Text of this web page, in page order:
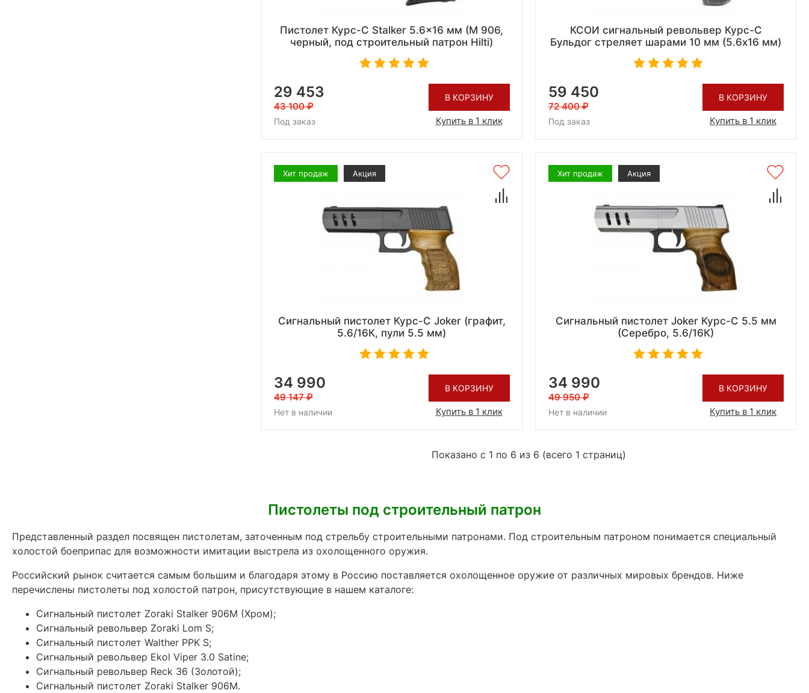
Пистолет Курс-С Stalker 5.6x16 мм (М 906,
черный, под строительный патрон Hilti)
29 453
43 100
Под заказ
В КОРЗИНУ
Купить в 1 клик
КСОИ сигнальный револьвер Курс-С
Бульдог стреляет шарами 10 мм (5.6х16 мм)
59 450
72 400
Под заказ
В КОРЗИНУ
Купить в 1 клик
Хит продаж Акция
Сигнальный пистолет Курс-С Joker (графит,
5.6/16К, пули 5.5 мм)
34 990
49 147
Нет в наличии
В КОРЗИНУ
Купить в 1 клик
Хит продаж Акция
Сигнальный пистолет Joker Курс-С 5.5 мм
(Серебро, 5.6/16К)
34 990
49 950
Нет в наличии
В КОРЗИНУ
Купить в 1 клик
Показано с 1 по 6 из 6 (всего 1 страниц)
Пистолеты под строительный патрон
Представленный раздел посвящен пистолетам, заточенным под стрельбу строительными патронами. Под строительным патроном понимается специальный
холостой боеприпас для возможности имитации выстрела из охолощенного оружия.
Российский рынок считается самым большим и благодаря этому в Россию поставляется охолощенное оружие от различных мировых брендов. Ниже
перечислены пистолеты под холостой патрон, присутствующие в нашем каталоге:
Сигнальный пистолет Zoraki Stalker 906M (Хром);
Сигнальный револьвер Zoraki Lom S;
Сигнальный пистолет Walther PPK S;
Сигнальный револьвер Ekol Viper 3.0 Satine;
Сигнальный револьвер Reck 36 (Золотой);
Сигнальный пистолет Zoraki Stalker 906M.